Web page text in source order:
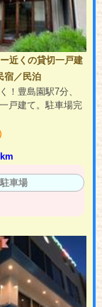
近くの貸切一戸建
宿／民泊
！豊島園駅7分、
戸建て。駐車場完
駐車場